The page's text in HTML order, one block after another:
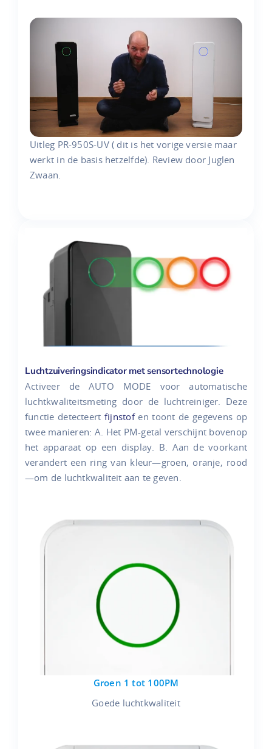
Uitleg PR-950S-UV ( dit is het vorige versie maar
werkt in de basis hetzelfde). Review door Juglen
Zwaan.
Luchtzuiveringsindicator met sensortechnologie
Activeer de AUTO MODE voor automatische
luchtkwaliteitsmeting door de luchtreiniger. Deze
functie detecteert fijnstofen toont de gegevens op
twee manieren: A. Het PM-getal verschijnt bovenop
het apparaat op een display. B. Aan de voorkant
verandert een ring van kleur—groen, oranje, rood
—om de luchtkwaliteit aan te geven.
Groen 1 tot 100PM
Goede luchtkwaliteit